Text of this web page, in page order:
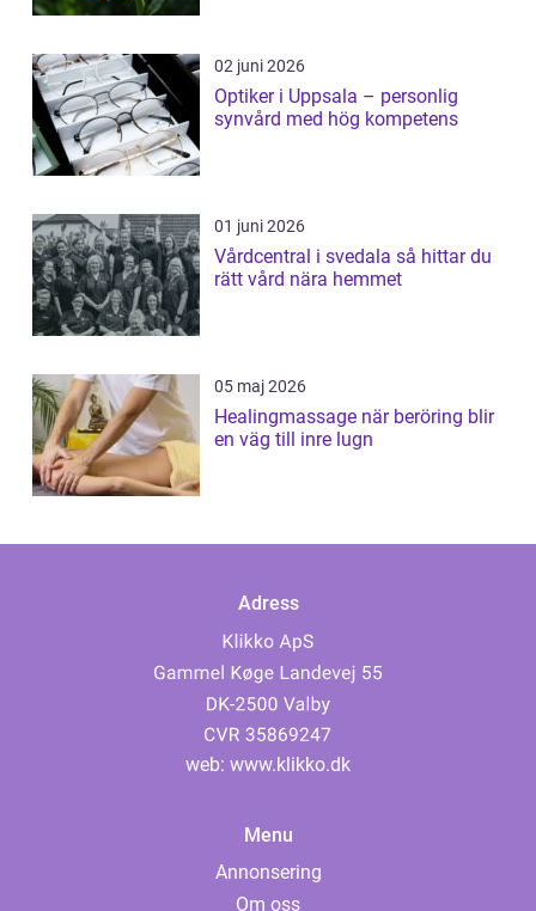
02 juni 2026
Optiker i Uppsala – personlig
synvård med hög kompetens
01 juni 2026
Vårdcentral i svedala så hittar du
rätt vård nära hemmet
05 maj 2026
Healingmassage när beröring blir
en väg till inre lugn
Adress
web: www.klikko.dk
Menu
Annonsering
Om oss